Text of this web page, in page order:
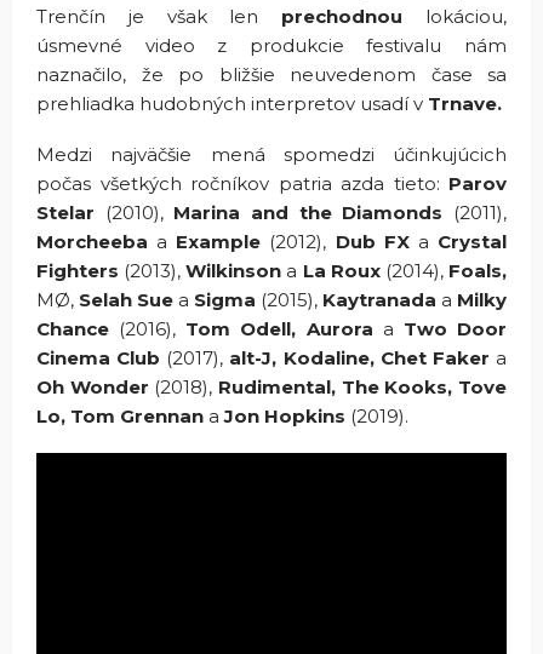
Trenčín je však len prechodnou lokáciou,
úsmevné video z produkcie festivalu nám
naznačilo, že po bližšie neuvedenom čase sa
prehliadka hudobných interpretov usadí v Trnave.
Medzi najväčšie mená spomedzi účinkujúcich
počas všetkých ročníkov patria azda tieto: Parov
Stelar (2010), Marina and the Diamonds (2011),
Morcheeba a Example (2012), Dub FXa Crystal
Fighters (2013),Wilkinson a La Roux(2014), Foals,
MØ, Selah Sue a Sigma (2015), Kaytranada a Milky
Chance (2016), Tom Odell, Aurora a Two Door
Cinema Club (2017), alt-J, Kodaline, Chet Faker a
Oh Wonder (2018), Rudimental, The Kooks, Tove
Lo, Tom Grennan aJon Hopkins (2019).